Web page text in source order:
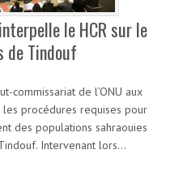
le HCR sur le
de Tindouf
commissariat de l’ONU aux
procédures requises pour
des populations sahraouies
Intervenant lors…